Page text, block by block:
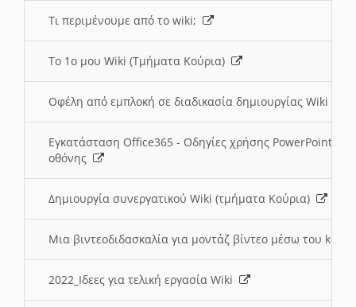
Τι περιμένουμε από το wiki;
Το 1ο μου Wiki (Τμήματα Κούρια)
Οφέλη από εμπλοκή σε διαδικασία δημιουργίας Wiki
Εγκατάσταση Office365 - Οδηγίες χρήσης PowerPoint
οθόνης
Δημιουργία συνεργατικού Wiki (τμήματα Κούρια)
Μια βιντεοδιδασκαλία για μοντάζ βίντεο μέσω του
2022_Ιδεες για τελική εργασία Wiki